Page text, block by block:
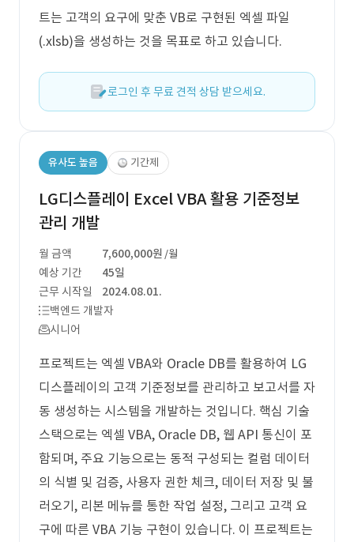
트는 고객의 요구에 맞춘 VB로 구현된 엑셀 파일
(.xlsb)을 생성하는 것을 목표로 하고 있습니다.
로그인 후 무료 견적 상담 받으세요.
유사도 높음 기간제
LG디스플레이 Excel VBA 활용 기준정보
관리 개발
월 금액 7,600,000원 /월
예상 기간
45일
근무 시작일
2024.08.01.
백엔드 개발자
시니어
프로젝트는 엑셀 VBA와 Oracle DB를 활용하여 LG
디스플레이의 고객 기준정보를 관리하고 보고서를 자
동 생성하는 시스템을 개발하는 것입니다. 핵심 기술
스택으로는 엑셀 VBA, Oracle DB, 웹 API 통신이 포
함되며, 주요 기능으로는 동적 구성되는 컬럼 데이터
의 식별 및 검증, 사용자 권한 체크, 데이터 저장 및 불
러오기, 리본 메뉴를 통한 작업 설정, 그리고 고객 요
구에 따른 VBA 기능 구현이 있습니다. 이 프로젝트는